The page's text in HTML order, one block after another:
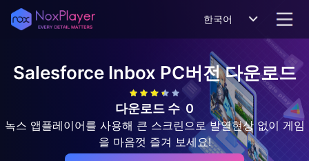
한국어
Salesforce Inbox PC버전 다운로드
다운로드 수 0
녹스 앱플레이어를 사용해 큰 스크린으로 발열현상 없이 게임
을 마음껏 즐겨 보세요!